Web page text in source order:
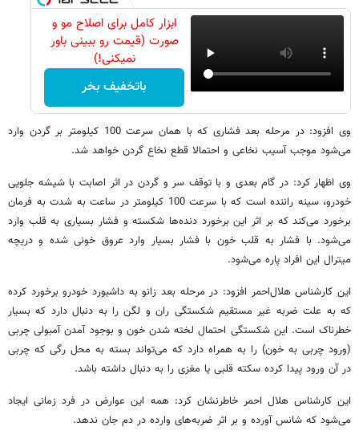
ابزار کامل برای اصلاح مو و
صورت (قیمت رو ببینی باور
نمیکنی!)
باتخفیف بخر
وی افزود: در مرحله بعد فشاری که با همان سرعت 100 کیلومتر بر گردن وارد
می‌شود موجب آسیب نخاعی و احتمالا قطع نخاع گردن خواهد شد.
وی اظهار کرد: در گام بعدی و با توقف سر و گردن در اثر اصابت با شیشه جلویی
خودرو، سینه راننده است که با سرعت 100 کیلومتر در ساعت به شدت به فرمان
برخورد می‌کند که بر اثر این برخورد دنده‌ها شکسته و فشار بسیاری به قلب وارد
می‌شود. با فشار به قلب خون با فشار بسیار وارد عروق خونی شده و دریچه
میترال این افراد پاره می‌شود.
این کارشناس هلال‌احمر افزود: در مرحله بعد زانو به داشبورد خودرو برخورد کرده
که به علت ضربه غیر مستقیم شکستگی ران و لگن را به دنبال دارد که بسیار
خطرناک است. این شکستگی احتمال لخته شدن خون و بوجود آمدن آمبولی چربی
(ورود چربی به خون) را به همراه دارد که می‌تواند بسته به محل رگی که چربی
در آن ورود پیدا کرده سکته قلبی یا مغزی را به دنبال داشته باشد.
این کارشناس هلال احمر خاطرنشان کرد: همه این عوارض در فرد زمانی ایجاد
می‌شود که شانس آورده و بر اثر ضربه‌های وارده در دم جان ندهد.